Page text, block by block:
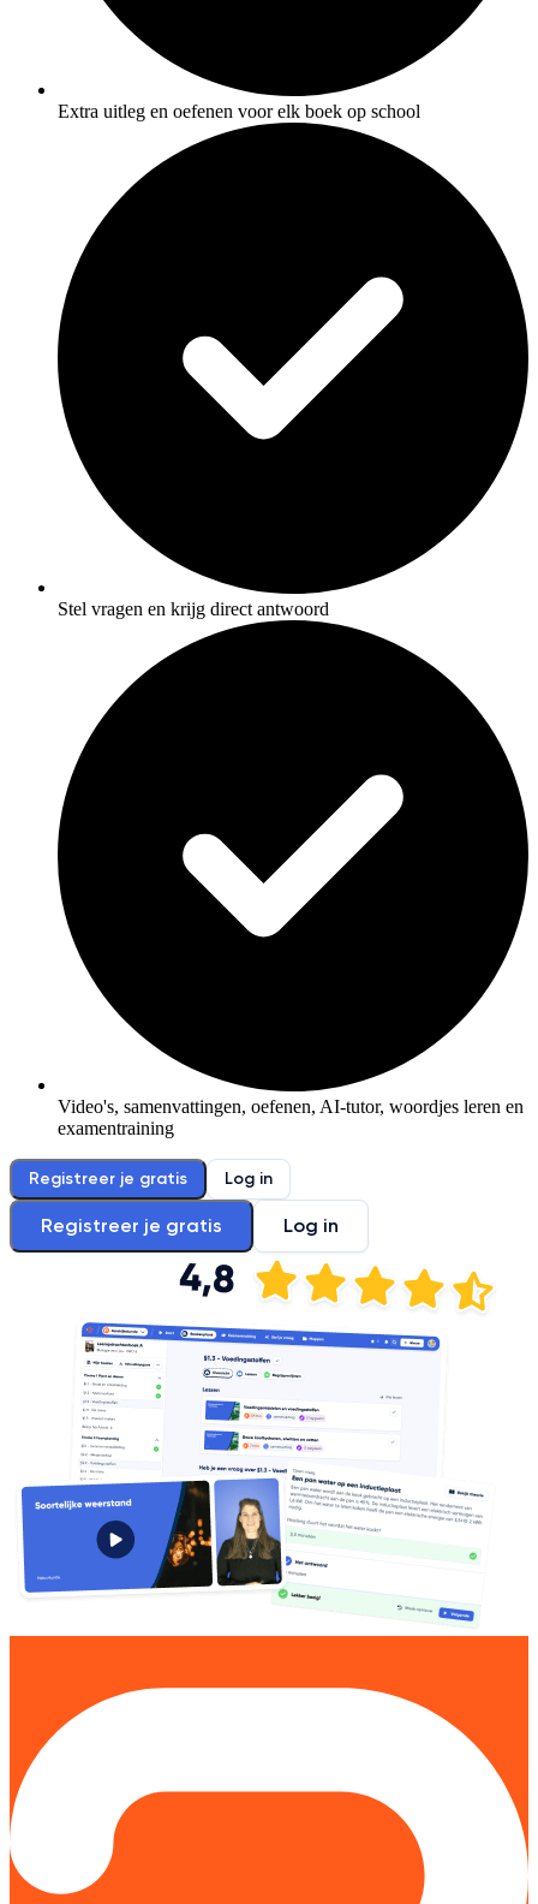
Extra uitleg en oefenen voor elk boek op school
Stel vragen en krijg direct antwoord
Video's, samenvattingen, oefenen, AI-tutor, woordjes leren en
examentraining
Registreer je gratis Log in
Registreer je gratis Log in